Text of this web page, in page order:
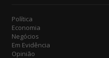
Política
Economia
Negócios
Em Evidência
Opinião